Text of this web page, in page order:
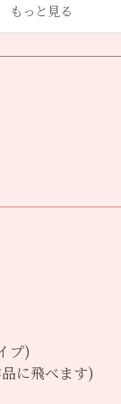
もっと見る
プ)
に飛べます)